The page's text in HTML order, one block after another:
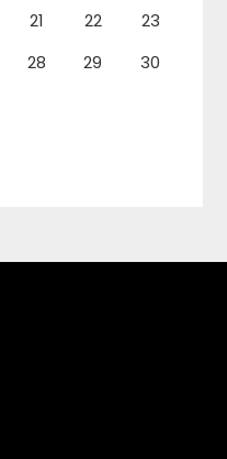
21 22
23
28 29
30